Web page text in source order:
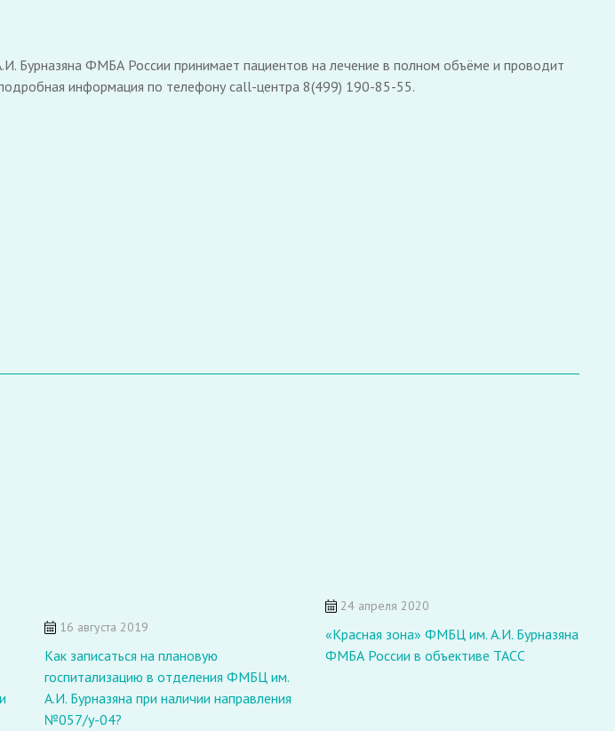
ФМБА России принимает пациентов на лечение в полном объёме и проводит
информация по телефону call-центра 8(499) 190-85-55.
16 августа 2019
Как записаться на плановую
госпитализацию в отделения ФМБЦ им.
А.И. Бурназяна при наличии направления
№057/у-04?
24 апреля 2020
«Красная зона» ФМБЦ им. А.И. Бурназяна
ФМБА России в объективе ТАСС